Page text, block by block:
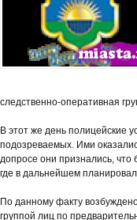
следственно-оперативная
В этот же день полицейские
подозреваемых. Ими
допросе они признались, что
где в дальнейшем
По данному факту
группой лиц по